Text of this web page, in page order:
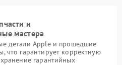
и
мастера
детали Apple и прошедшие
что гарантирует корректную
гарантийных